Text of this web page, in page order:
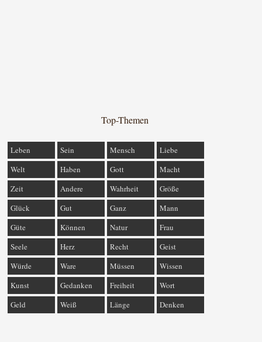
Top-Themen
Leben Sein Mensch
Liebe
Welt
Haben Gott
Macht
Zeit
Andere Wahrheit
Größe
Glück
Gut Ganz
Mann
Güte
Können Natur
Frau
Seele
Herz Recht
Geist
Würde
Ware Müssen
Wissen
Kunst
Gedanken Freiheit
Wort
Geld
Weiß Länge Denken